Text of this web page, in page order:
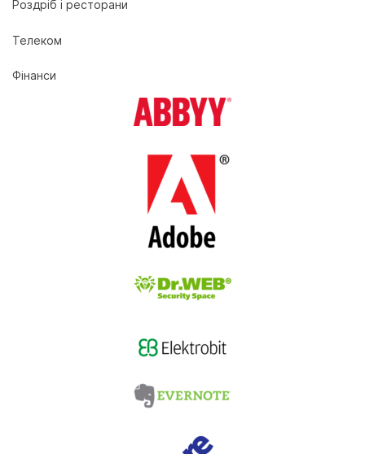
Роздріб і ресторани
Телеком
Фінанси